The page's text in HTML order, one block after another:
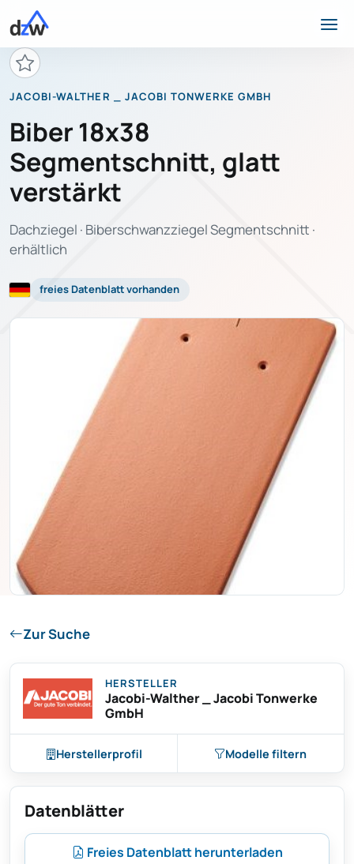
JACOBI-WALTHER _ JACOBI TONWERKE GMBH
Biber 18x38
Segmentschnitt, glatt
verstärkt
Dachziegel · Biberschwanzziegel Segmentschnitt ·
erhältlich
freies Datenblatt vorhanden
Zur Suche
HERSTELLER
Jacobi-Walther _ Jacobi Tonwerke
GmbH
Herstellerprofil Modelle filtern
Datenblätter
Freies Datenblatt herunterladen